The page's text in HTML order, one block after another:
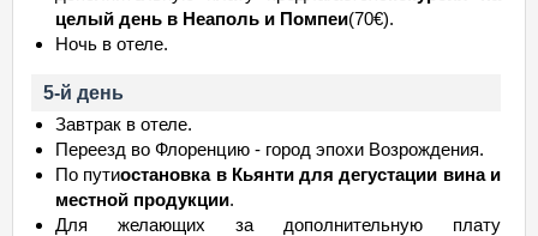
целый день в Неаполь и Помпеи(70€).
Ночь в отеле.
5-й день
Завтрак в отеле.
Переезд во Флоренцию - город эпохи Возрождения.
По путиостановка в Кьянти для дегустации вина и
местной продукции.
Для желающих за дополнительную плату